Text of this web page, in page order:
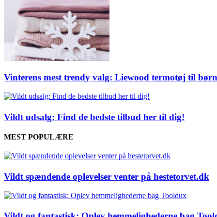
Vinterens mest trendy valg: Liewood termotøj til
Vildt udsalg: Find de bedste tilbud her til dig!
MEST POPULÆRE
Vildt spændende oplevelser venter på hestetorvet.dk